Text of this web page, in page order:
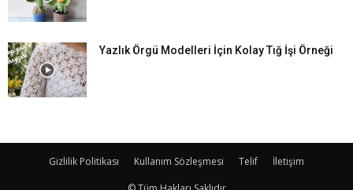
Yazlık Örgü Modelleri İçin Kolay Tığ İşi Örneği
Gizlilik Politikası Kullanım Sözleşmesi Telif
İletişim